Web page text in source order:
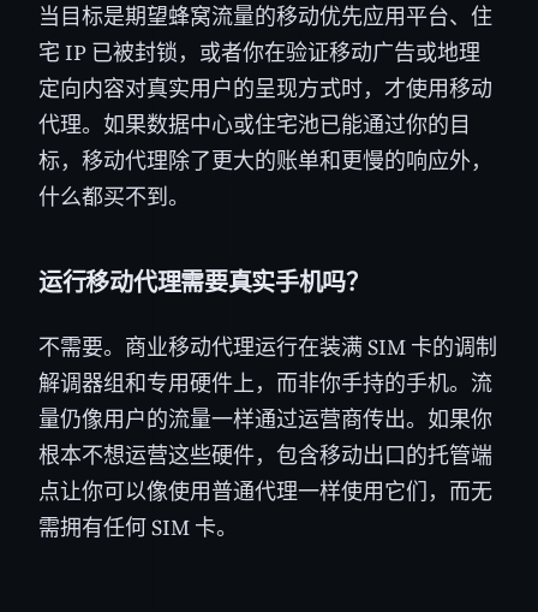
当目标是期望蜂窝流量的移动优先应用平台、住
宅 IP 已被封锁，或者你在验证移动广告或地理
定向内容对真实用户的呈现方式时，才使用移动
代理。如果数据中心或住宅池已能通过你的目
标，移动代理除了更大的账单和更慢的响应外，
什么都买不到。
运行移动代理需要真实手机吗？
不需要。商业移动代理运行在装满 SIM 卡的调制
解调器组和专用硬件上，而非你手持的手机。流
量仍像用户的流量一样通过运营商传出。如果你
根本不想运营这些硬件，包含移动出口的托管端
点让你可以像使用普通代理一样使用它们，而无
需拥有任何 SIM 卡。